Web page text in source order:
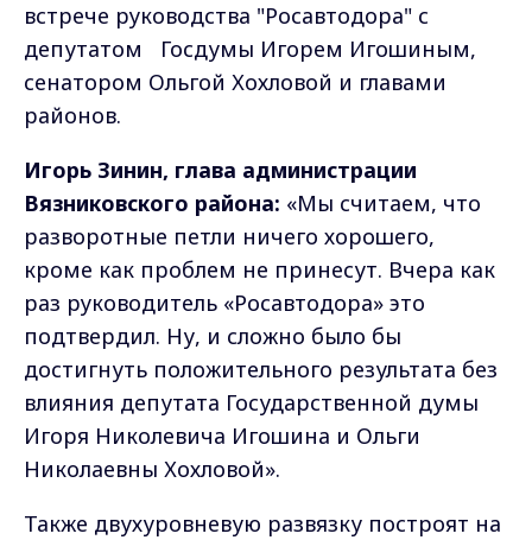
встрече руководства "Росавтодора" с
депутатом Госдумы Игорем Игошиным,
сенатором Ольгой Хохловой и главами
районов.
Игорь Зинин, глава администрации
Вязниковского района: «Мы считаем, что
разворотные петли ничего хорошего,
кроме как проблем не принесут. Вчера как
раз руководитель «Росавтодора» это
подтвердил. Ну, и сложно было бы
достигнуть положительного результата без
влияния депутата Государственной думы
Игоря Николевича Игошина и Ольги
Николаевны Хохловой».
Также двухуровневую развязку построят на